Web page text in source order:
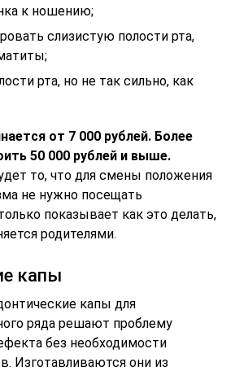
к ношению;
слизистую полости рта,
рта, но не так сильно, как
от 7 000 рублей. Более
50 000 рублей и выше.
то, что для смены положения
не нужно посещать
показывает как это делать,
родителями.
капы
капы для
ряда решают проблему
без необходимости
Изготавливаются они из